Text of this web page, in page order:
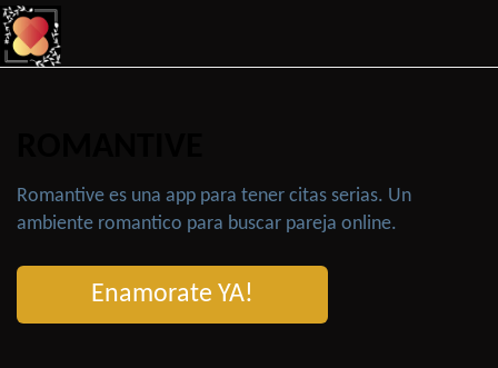
Romantive es una app para tener citas serias. Un
ambiente romantico para buscar pareja online.
Enamorate YA!